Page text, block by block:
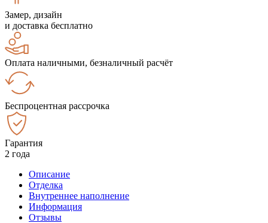
Замер, дизайн
и доставка бесплатно
Оплата наличными, безналичный расчёт
Беспроцентная рассрочка
Гарантия
2 года
Описание
Отделка
Внутреннее наполнение
Информация
Отзывы